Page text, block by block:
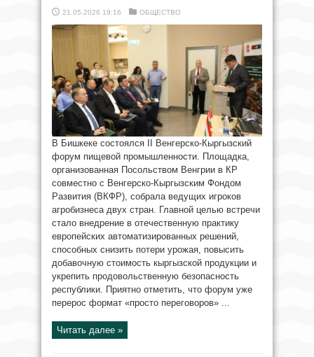
21.05.2026 19:16 ОБЩЕСТВО
В Бишкеке состоялся II Венгерско-Кыргызский
форум пищевой промышленности. Площадка,
организованная Посольством Венгрии в КР
совместно с Венгерско-Кыргызским Фондом
Развития (ВКФР), собрала ведущих игроков
агробизнеса двух стран. Главной целью встречи
стало внедрение в отечественную практику
европейских автоматизированных решений,
способных снизить потери урожая, повысить
добавочную стоимость кыргызской продукции и
укрепить продовольственную безопасность
республики. Приятно отметить, что форум уже
перерос формат «просто переговоров» ...
Читать далее »